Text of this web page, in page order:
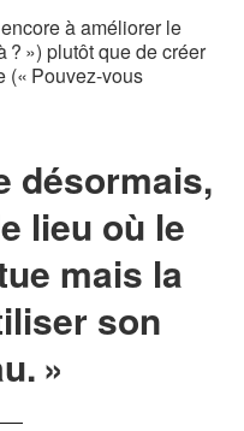
à améliorer le
? ») plutôt que de créer
(« Pouvez-vous
désormais,
lieu où le
mais la
son
»